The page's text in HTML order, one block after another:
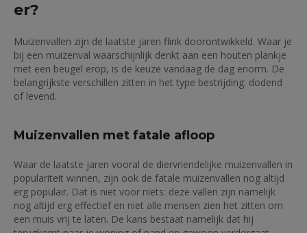
er?
Muizenvallen zijn de laatste jaren flink doorontwikkeld. Waar je
bij een muizenval waarschijnlijk denkt aan een houten plankje
met een beugel erop, is de keuze vandaag de dag enorm. De
belangrijkste verschillen zitten in het type bestrijding: dodend
of levend.
Muizenvallen met fatale afloop
Waar de laatste jaren vooral de diervriendelijke muizenvallen in
populariteit winnen, zijn ook de fatale muizenvallen nog altijd
erg populair. Dat is niet voor niets: deze vallen zijn namelijk
nog altijd erg effectief en niet alle mensen zien het zitten om
een muis vrij te laten. De kans bestaat namelijk dat hij